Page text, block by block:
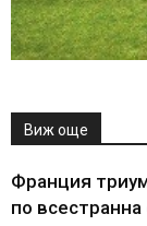
Виж още
Франция
по